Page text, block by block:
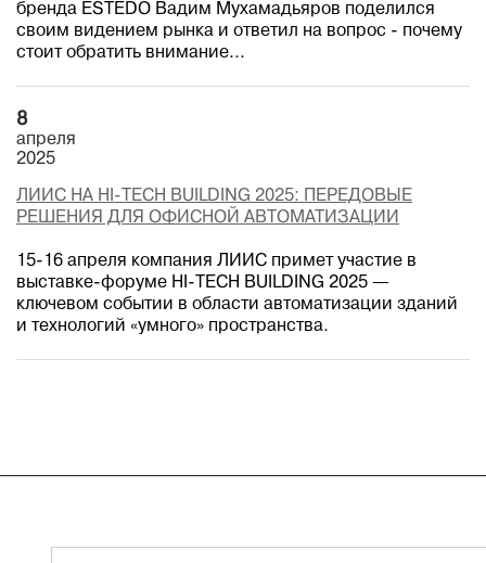
бренда ESTEDO Вадим Мухамадьяров поделился
своим видением рынка и ответил на вопрос - почему
стоит обратить внимание...
8
апреля
2025
ЛИИС НА HI-TECH BUILDING 2025: ПЕРЕДОВЫЕ
РЕШЕНИЯ ДЛЯ ОФИСНОЙ АВТОМАТИЗАЦИИ
15-16 апреля компания ЛИИС примет участие в
выставке-форуме HI-TECH BUILDING 2025 —
ключевом событии в области автоматизации зданий
и технологий «умного» пространства.